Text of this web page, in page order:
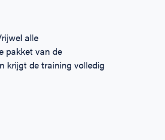
alle
pakket van de
krijgt de training volledig